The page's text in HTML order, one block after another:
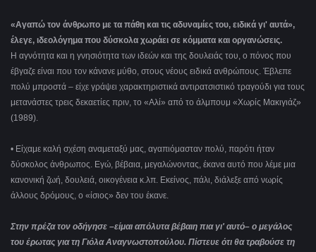
«Αγαπώ τον άνθρωπο με τα πάθη και τις αδυναμίες του, ειδικά γι' αυτά»,
έλεγε, ιδεολόγημα που δύσκολα χωράει σε κόμματα και οργανώσεις.
Η αγνότητα και η γνησιότητα των ιδεών και της δουλειάς του, ο πόνος που
έβγαζε είναι που τον κάνανε μύθο, στους νέους ειδικά ανθρώπους. Έβλεπε
πολύ μπροστά ‒ είχε γράψει χαρακτηριστικά αντιρατσιστικό τραγούδι για τους
μετανάστες τρεις δεκαετίες πριν, το «Αλί» από το άλμπουμ «Χωρίς Μακιγιάζ»
(1989).
• Είχαμε καλή σχέση αναμεταξύ μας, αγαπιόμασταν πολύ, παρότι ήταν
δύσκολος άνθρωπος. Εγώ, βέβαια, μεγαλώνοντας, έκανα αυτό που λέμε μια
κανονική ζωή, δουλειά, οικογένεια κ.λπ. Εκείνος, πάλι, διάλεξε από νωρίς
άλλους δρόμους, ο «ίσιος» δεν του έκανε.
Στην πρέζα τον οδήγησε –είμαι απόλυτα βέβαιη πια γι' αυτό– ο μεγάλος
του έρωτας για τη Γιόλα Αναγνωστοπούλου. Πίστευε ότι θα τραβούσε τη